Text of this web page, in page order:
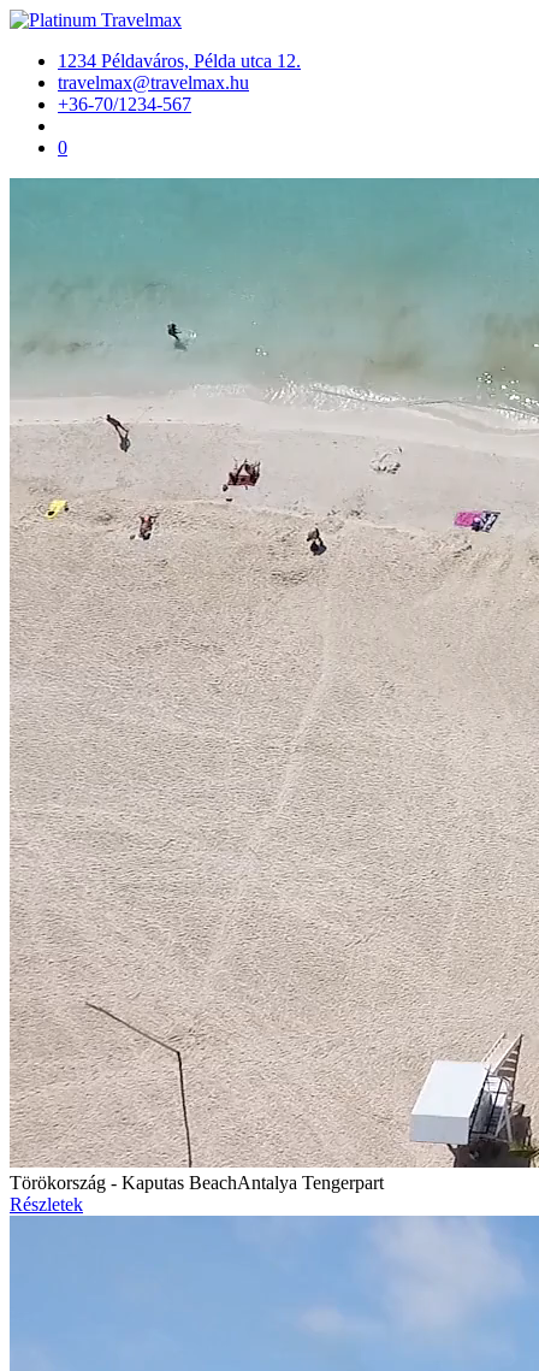
1234 Példaváros, Példa utca 12.
travelmax@travelmax.hu
+36-70/1234-567
0
Törökország - Kaputas BeachAntalya Tengerpart
Részletek